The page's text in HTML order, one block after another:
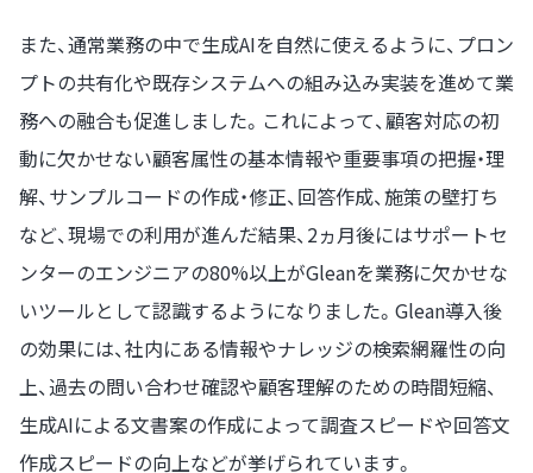
また、通常業務の中で生成AIを自然に使えるように、プロン
プトの共有化や既存システムへの組み込み実装を進めて業
務への融合も促進しました。これによって、顧客対応の初
動に欠かせない顧客属性の基本情報や重要事項の把握・理
解、サンプルコードの作成・修正、回答作成、施策の壁打ち
など、現場での利用が進んだ結果、2ヵ月後にはサポートセ
ンターのエンジニアの80%以上がGleanを業務に欠かせな
いツールとして認識するようになりました。Glean導入後
の効果には、社内にある情報やナレッジの検索網羅性の向
上、過去の問い合わせ確認や顧客理解のための時間短縮、
生成AIによる文書案の作成によって調査スピードや回答文
作成スピードの向上などが挙げられています。